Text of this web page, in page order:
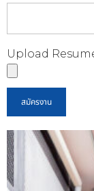
Upload
สมัครงาน